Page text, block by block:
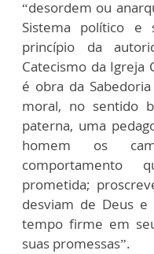
“desordem ou
Sistema político
princípio da
Catecismo da Igreja
é obra da
moral, no sentido
paterna, uma
homem os
comportamento
prometida;
desviam de Deus
tempo firme em
suas promessas”.